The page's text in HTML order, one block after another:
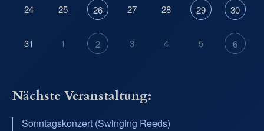
24 25 26 27 28 29 30
31 1 2 3 4 5 6
Nächste Veranstaltung:
Sonntagskonzert (Swinging Reeds)